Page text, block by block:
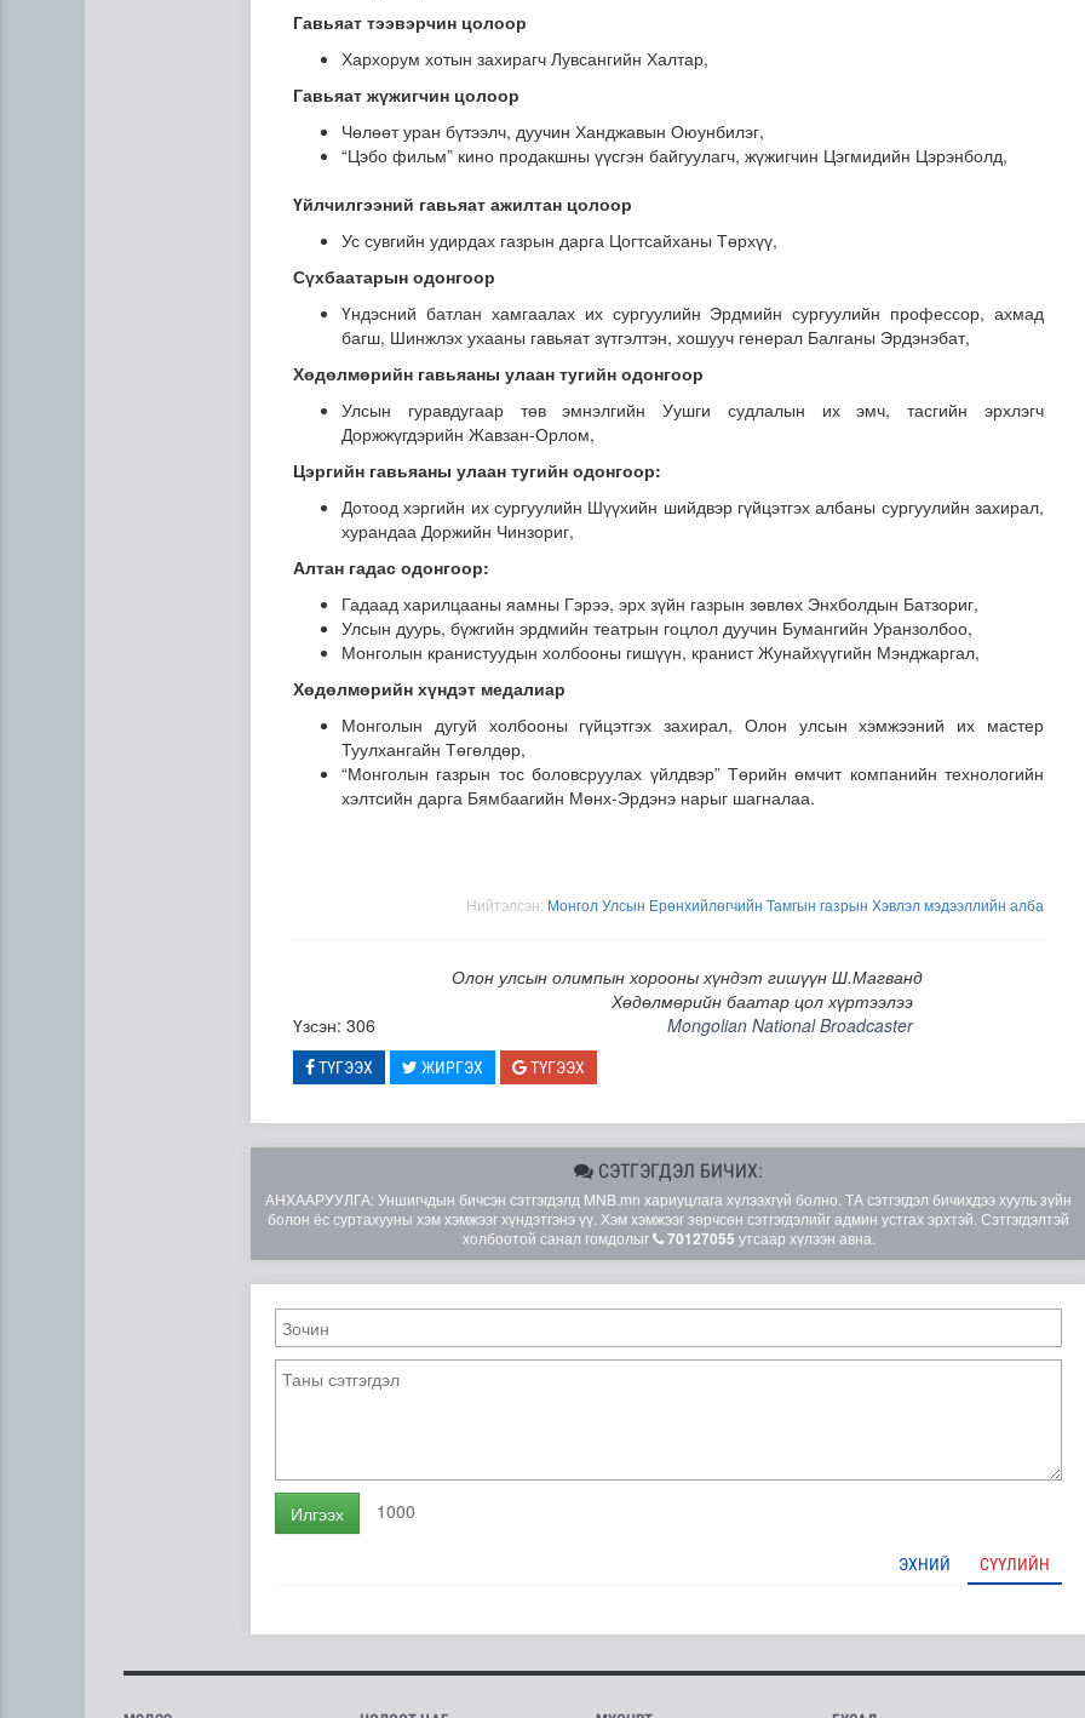
Гавьяат тээвэрчин цолоор
Хархорум хотын захирагч Лувсангийн Халтар,
Гавьяат жүжигчин цолоор
Чөлөөт уран бүтээлч, дуучин Ханджавын Оюунбилэг,
“Цэбо фильм” кино продакшны үүсгэн байгуулагч, жүжигчин Цэгмидийн Цэрэнболд,
Үйлчилгээний гавьяат ажилтан цолоор
Ус сувгийн удирдах газрын дарга Цогтсайханы Төрхүү,
Сүхбаатарын одонгоор
Үндэсний батлан хамгаалах их сургуулийн Эрдмийн сургуулийн профессор, ахмад
багш, Шинжлэх ухааны гавьяат зүтгэлтэн, хошууч генерал Балганы Эрдэнэбат,
Хөдөлмөрийн гавьяаны улаан тугийн одонгоор
Улсын гуравдугаар төв эмнэлгийн Уушги судлалын их эмч, тасгийн эрхлэгч
Доржжүгдэрийн Жавзан-Орлом,
Цэргийн гавьяаны улаан тугийн одонгоор:
Дотоод хэргийн их сургуулийн Шүүхийн шийдвэр гүйцэтгэх албаны сургуулийн захирал,
хурандаа Доржийн Чинзориг,
Алтан гадас одонгоор:
Гадаад харилцааны яамны Гэрээ, эрх зүйн газрын зөвлөх Энхболдын Батзориг,
Улсын дуурь, бүжгийн эрдмийн театрын гоцлол дуучин Бумангийн Уранзолбоо,
Монголын кранистуудын холбооны гишүүн, кранист Жунайхүүгийн Мэнджаргал,
Хөдөлмөрийн хүндэт медалиар
Монголын дугуй холбооны гүйцэтгэх захирал, Олон улсын хэмжээний их мастер
Туулхангайн Төгөлдөр,
“Монголын газрын тос боловсруулах үйлдвэр” Төрийн өмчит компанийн технологийн
хэлтсийн дарга Бямбаагийн Мөнх-Эрдэнэ нарыг шагналаа.
Нийтэлсэн: Монгол Улсын Ерөнхийлөгчийн Тамгын газрын Хэвлэл мэдээллийн алба
Олон улсын олимпын хорооны хүндэт гишүүн Ш.Магванд
Хөдөлмөрийн баатар цол хүртээлээ
Үзсэн: 306
Mongolian National Broadcaster
ТҮГЭЭХ ЖИРГЭХ ТҮГЭЭХ
СЭТГЭГДЭЛ БИЧИХ:
АНХААРУУЛГА: Уншигчдын бичсэн сэтгэгдэлд MNB.mn хариуцлага хүлээхгүй болно. ТА сэтгэгдэл бичихдээ хууль зүйн
болон ёс суртахууны хэм хэмжээг хүндэтгэнэ үү. Хэм хэмжээг зөрчсөн сэтгэгдэлийг админ устгах эрхтэй. Сэтгэгдэлтэй
холбоотой санал гомдолыг
70127055 утсаар хүлээн авна.
Илгээх 1000
ЭХНИЙ СҮҮЛИЙН